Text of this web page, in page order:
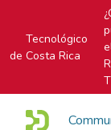
Tecnológico
de Costa Rica